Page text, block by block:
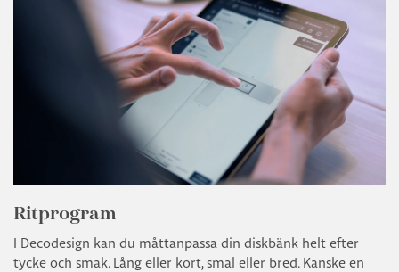
Ritprogram
I Decodesign kan du måttanpassa din diskbänk helt efter
tycke och smak. Lång eller kort, smal eller bred. Kanske en